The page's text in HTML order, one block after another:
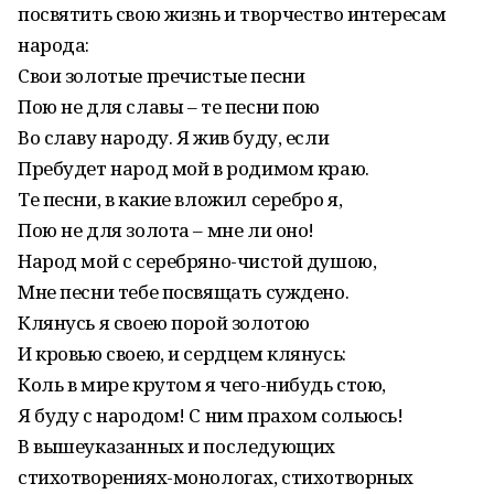
посвятить свою жизнь и творчество интересам
народа:
Свои золотые пречистые песни
Пою не для славы – те песни пою
Во славу народу. Я жив буду, если
Пребудет народ мой в родимом краю.
Те песни, в какие вложил серебро я,
Пою не для золота – мне ли оно!
Народ мой с серебряно-чистой душою,
Мне песни тебе посвящать суждено.
Клянусь я своею порой золотою
И кровью своею, и сердцем клянусь:
Коль в мире крутом я чего-нибудь стою,
Я буду с народом! С ним прахом сольюсь!
В вышеуказанных и последующих
стихотворениях-монологах, стихотворных